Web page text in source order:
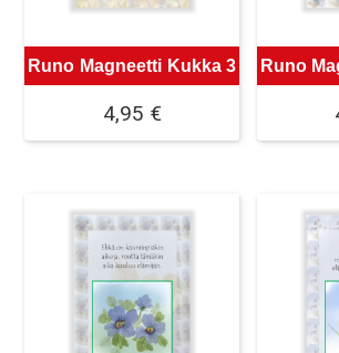
Runo Magneetti Kukka 3
4,95 €
Runo